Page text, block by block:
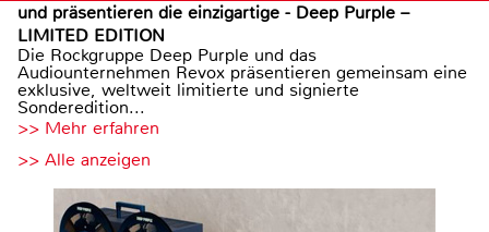
und präsentieren die einzigartige - Deep Purple –
LIMITED EDITION
Die Rockgruppe Deep Purple und das
Audiounternehmen Revox präsentieren gemeinsam eine
exklusive, weltweit limitierte und signierte
Sonderedition...
>> Mehr erfahren
>> Alle anzeigen